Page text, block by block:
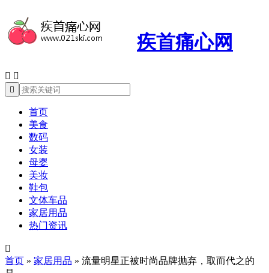
疾首痛心网
 

首页
美食
数码
女装
母婴
美妆
鞋包
文体车品
家居用品
热门资讯

首页 » 家居用品 » 流量明星正被时尚品牌抛弃，取而代之的